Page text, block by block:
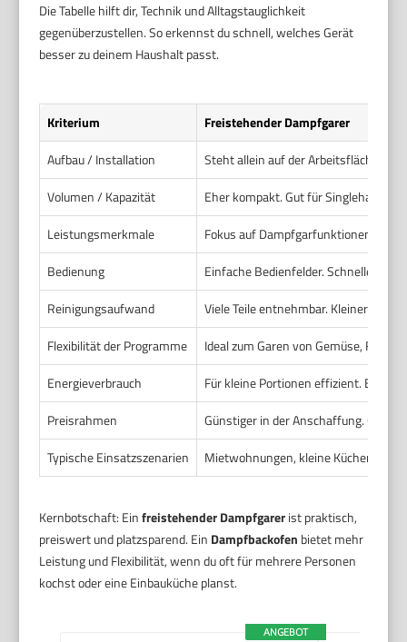
Die Tabelle hilft dir, Technik und Alltagstauglichkeit
gegenüberzustellen. So erkennst du schnell, welches Gerät
besser zu deinem Haushalt passt.
Kriterium
Freistehender Dampfgarer
Aufbau / Installation
Steht allein auf der Arbeitsfläche
Volumen / Kapazität
Eher kompakt. Gut für
Leistungsmerkmale
Fokus auf Dampfgarfunktionen.
Bedienung
Einfache Bedienfelder. Schnelle
Reinigungsaufwand
Viele Teile entnehmbar. Kleinere
Flexibilität der Programme
Ideal zum Garen von Gemüse, Fisch
Energieverbrauch
Für kleine Portionen effizient.
Preisrahmen
Günstiger in der Anschaffung. Gute
Typische Einsatzszenarien
Mietwohnungen, kleine Küchen,
Kernbotschaft: Einfreistehender Dampfgarerist praktisch,
preiswert und platzsparend. Ein Dampfbackofen bietet mehr
Leistung und Flexibilität, wenn du oft für mehrere Personen
kochst oder eine Einbauküche planst.
ANGEBOT